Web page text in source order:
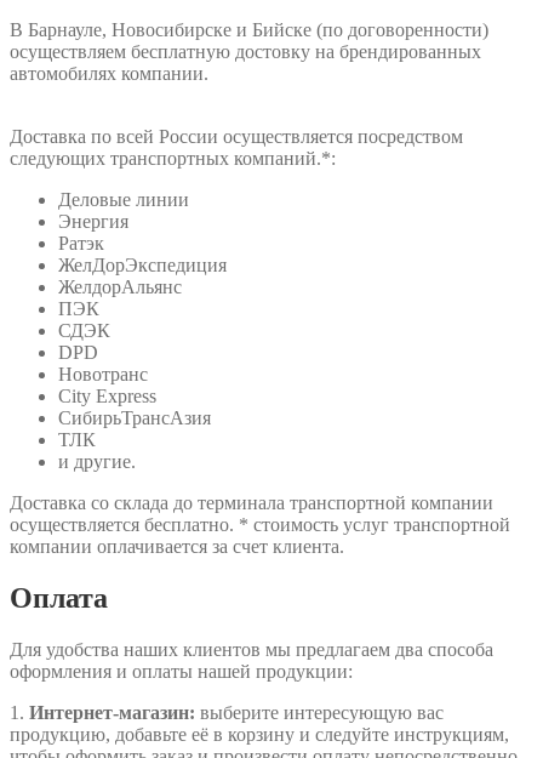
В Барнауле, Новосибирске и Бийске (по договоренности)
осуществляем бесплатную достовку на брендированных
автомобилях компании.
Доставка по всей России осуществляется посредством
следующих транспортных компаний.*:
Деловые линии
Энергия
Ратэк
ЖелДорЭкспедиция
ЖелдорАльянс
ПЭК
СДЭК
DPD
Новотранс
City Express
СибирьТрансАзия
ТЛК
и другие.
Доставка со склада до терминала транспортной компании
осуществляется бесплатно. * стоимость услуг транспортной
компании оплачивается за счет клиента.
Оплата
Для удобства наших клиентов мы предлагаем два способа
оформления и оплаты нашей продукции:
1. Интернет-магазин: выберите интересующую вас
продукцию, добавьте её в корзину и следуйте инструкциям,